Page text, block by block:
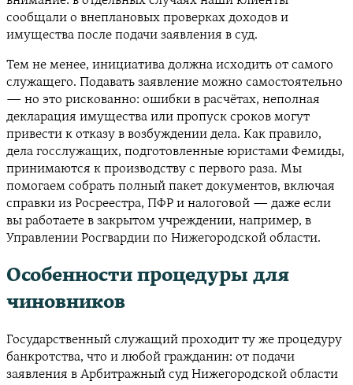
сообщали о внеплановых проверках доходов и
имущества после подачи заявления в суд.
Тем не менее, инициатива должна исходить от самого
служащего. Подавать заявление можно самостоятельно
— но это рискованно: ошибки в расчётах, неполная
декларация имущества или пропуск сроков могут
привести к отказу в возбуждении дела. Как правило,
дела госслужащих, подготовленные юристами Фемиды,
принимаются к производству с первого раза. Мы
помогаем собрать полный пакет документов, включая
справки из Росреестра, ПФР и налоговой — даже если
вы работаете в закрытом учреждении, например, в
Управлении Росгвардии по Нижегородской области.
Особенности процедуры для
чиновников
Государственный служащий проходит ту же процедуру
банкротства, что и любой гражданин: от подачи
заявления в Арбитражный суд Нижегородской области